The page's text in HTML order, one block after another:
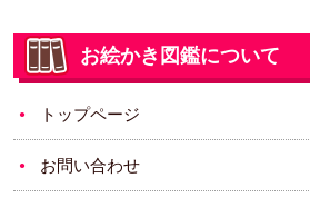
お絵かき図鑑について
トップページ
お問い合わせ